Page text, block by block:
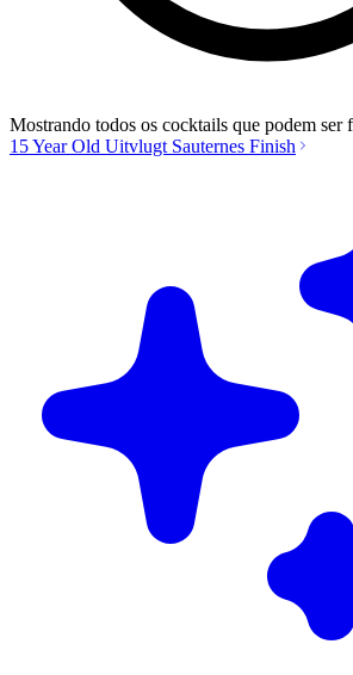
Mostrando todos os cocktails que podem ser
15 Year Old Uitvlugt Sauternes Finish